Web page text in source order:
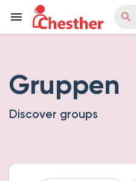
Gruppen
Discover groups